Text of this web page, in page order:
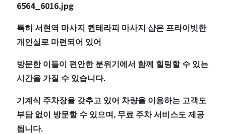
추
천
｜
마
짱
특히 서현역 마사지 퀸테라피 마사지 샵은 프라이빗한
개인실로 마련되어 있어
방문한 이들이 편안한 분위기에서 함께 힐링할 수 있는
시간을 가질 수 있습니다.
기계식 주차장을 갖추고 있어 차량을 이용하는 고객도
부담 없이 방문할 수 있으며, 무료 주차 서비스도 제공
됩니다.